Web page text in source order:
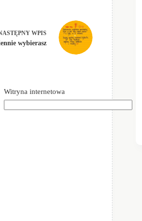
WPIS
wybierasz
Witryna internetowa